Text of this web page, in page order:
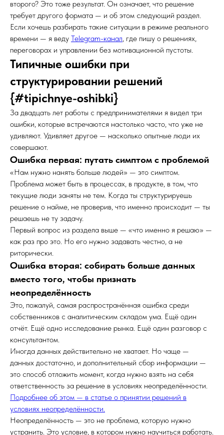
второго? Это тоже результат. Он означает, что решение
требует другого формата — и об этом следующий раздел.
Если хочешь разбирать такие ситуации в режиме реального
времени — я веду Telegram-канал, где пишу о решениях,
переговорах и управлении без мотивационной пустоты.
Типичные ошибки при
структурировании решений
{#tipichnye-oshibki}
За двадцать лет работы с предпринимателями я видел три
ошибки, которые встречаются настолько часто, что уже не
удивляют. Удивляет другое — насколько опытные люди их
совершают.
Ошибка первая: путать симптом с проблемой
«Нам нужно нанять больше людей» — это симптом.
Проблема может быть в процессах, в продукте, в том, что
текущие люди заняты не тем. Когда ты структурируешь
решение о найме, не проверив, что именно происходит — ты
решаешь не ту задачу.
Первый вопрос из раздела выше — «что именно я решаю» —
как раз про это. Но его нужно задавать честно, а не
риторически.
Ошибка вторая: собирать больше данных
вместо того, чтобы признать
неопределённость
Это, пожалуй, самая распространённая ошибка среди
собственников с аналитическим складом ума. Ещё один
отчёт. Ещё одно исследование рынка. Ещё один разговор с
консультантом.
Иногда данных действительно не хватает. Но чаще —
данных достаточно, и дополнительный сбор информации —
это способ отложить момент, когда нужно взять на себя
ответственность за решение в условиях неопределённости.
Подробнее об этом — в статье о принятии решений в
условиях неопределённости.
Неопределённость — это не проблема, которую нужно
устранить. Это условие, в котором нужно научиться работать.